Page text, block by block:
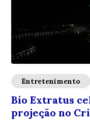
Entretenimento
Bio Extratus
projeção no